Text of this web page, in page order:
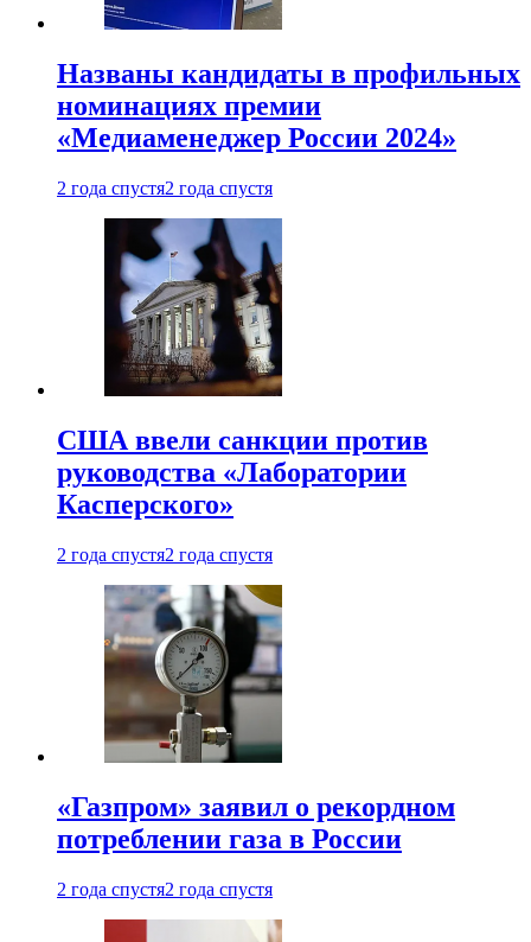
Названы кандидаты в профильных
номинациях премии
«Медиаменеджер России 2024»
2 года спустя2 года спустя
США ввели санкции против
руководства «Лаборатории
Касперского»
2 года спустя2 года спустя
«Газпром» заявил о рекордном
потреблении газа в России
2 года спустя2 года спустя